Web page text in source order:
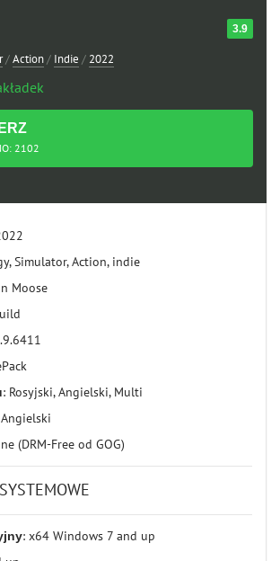
3.9
/Action/ Indie / 2022
2102
Simulator, Action, indie
Moose
: Rosyjski, Angielski, Multi
(DRM-Free od GOG)
: x64 Windows 7 and up